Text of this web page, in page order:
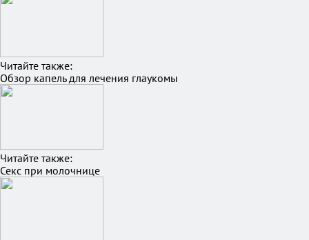
Читайте также:
Обзор капель для лечения глаукомы
Читайте также:
Секс при молочнице